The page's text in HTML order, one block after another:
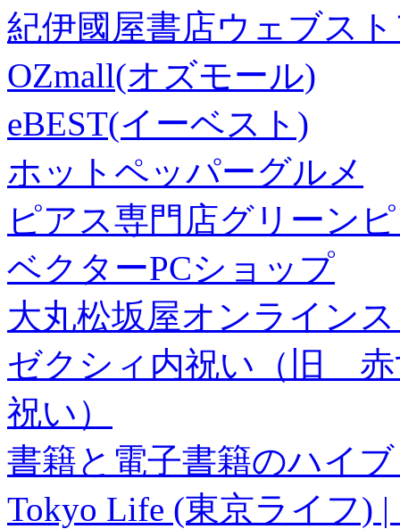
紀伊國屋書店ウェブス
OZmall(オズモール)
eBEST(イーベスト)
ホットペッパーグルメ
ピアス専門店グリーン
ベクターPCショップ
大丸松坂屋オンライン
ゼクシィ内祝い（旧 赤
祝い）
書籍と電子書籍のハイ
Tokyo Life (東京ライフ)